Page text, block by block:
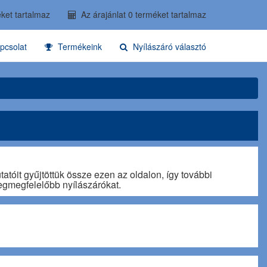
tartalmaz Az árajánlat 0 terméket tartalmaz
Termékeink Nyílászáró választó
gyűjtöttük össze ezen az oldalon, így további
nyílászárókat.